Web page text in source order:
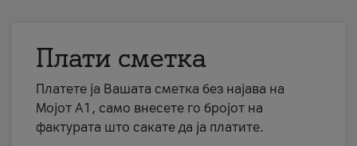
Плати сметка
Платете ја Вашата сметка без најава на
Мојот А1, само внесете го бројот на
фактурата што сакате да ја платите.